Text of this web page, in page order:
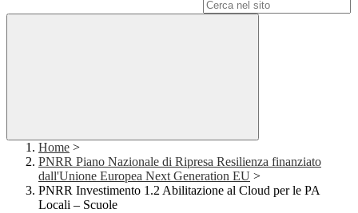
Home >
PNRR Piano Nazionale di Ripresa Resilienza finanziato
dall'Unione Europea Next Generation EU >
PNRR Investimento 1.2 Abilitazione al Cloud per le PA
Locali – Scuole